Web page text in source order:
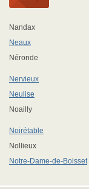
Nandax
Neaux
Néronde
Nervieux
Neulise
Noailly
Noirétable
Nollieux
Notre-Dame-de-Boisset